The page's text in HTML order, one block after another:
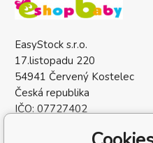
EasyStock s.r.o.
17.listopadu 220
54941 Červený Kostelec
Česká republika
IČO: 07727402